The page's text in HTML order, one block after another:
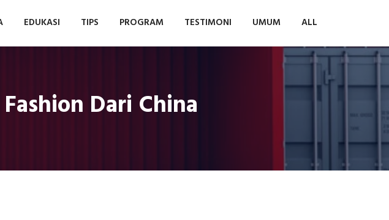
EDUKASI TIPS PROGRAM TESTIMONI UMUM ALL
Dari China